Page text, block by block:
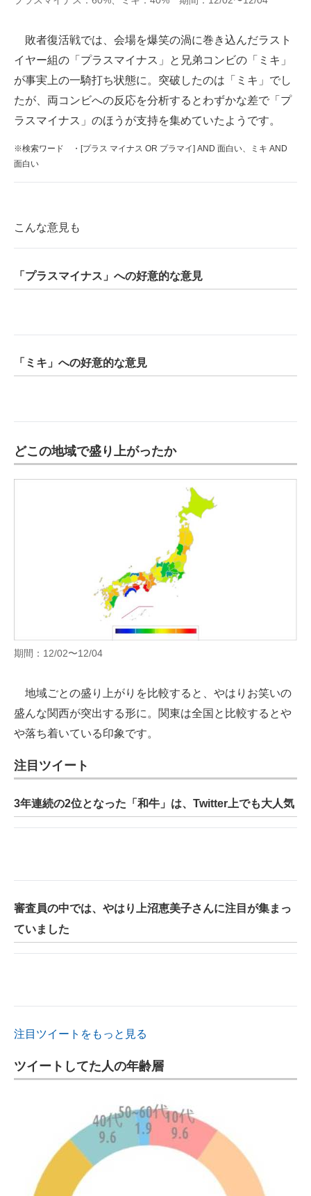
敗者復活戦では、会場を爆笑の渦に巻き込んだラスト
イヤー組の「プラスマイナス」と兄弟コンビの「ミキ」
が事実上の一騎打ち状態に。突破したのは「ミキ」でし
たが、両コンビへの反応を分析するとわずかな差で「プ
ラスマイナス」のほうが支持を集めていたようです。
※検索ワード ・[プラス マイナス OR プラマイ] AND 面白い、ミキ AND
面白い
こんな意見も
「プラスマイナス」への好意的な意見
「ミキ」への好意的な意見
どこの地域で盛り上がったか
期間：12/02〜12/04
地域ごとの盛り上がりを比較すると、やはりお笑いの
盛んな関西が突出する形に。関東は全国と比較するとや
や落ち着いている印象です。
注目ツイート
3年連続の2位となった「和牛」は、Twitter上でも大人気
審査員の中では、やはり上沼恵美子さんに注目が集まっ
ていました
注目ツイートをもっと見る
ツイートしてた人の年齢層